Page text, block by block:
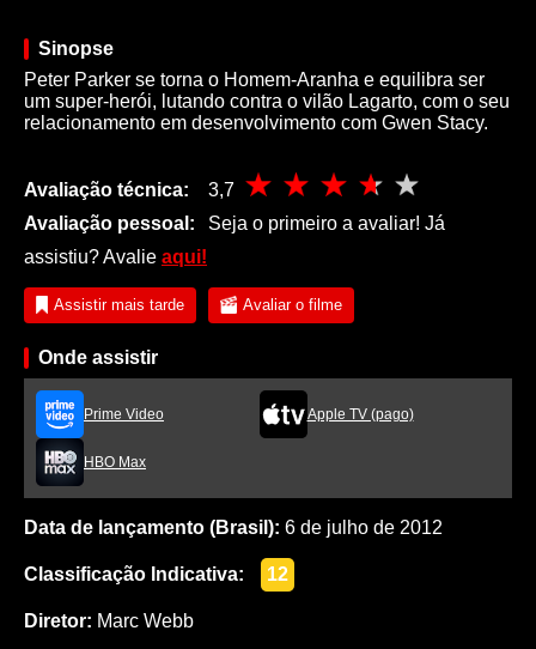
Sinopse
Peter Parker se torna o Homem-Aranha e equilibra ser
um super-herói, lutando contra o vilão Lagarto, com o seu
relacionamento em desenvolvimento com Gwen Stacy.
Avaliação técnica:
3,7
Avaliação pessoal:
Seja o primeiro a avaliar! Já
assistiu? Avalie aqui!
Assistir mais tarde Avaliar o filme
Onde assistir
Prime Video Apple TV (pago)
HBO Max
Data de lançamento (Brasil): 6 de julho de 2012
Classificação Indicativa: 12
Diretor: Marc Webb